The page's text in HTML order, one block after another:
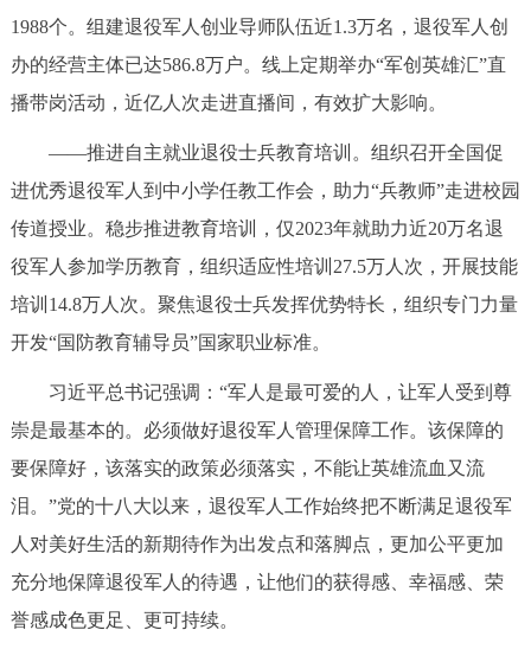
1988个。组建退役军人创业导师队伍近1.3万名，退役军人创
办的经营主体已达586.8万户。线上定期举办“军创英雄汇”直
播带岗活动，近亿人次走进直播间，有效扩大影响。
——推进自主就业退役士兵教育培训。组织召开全国促
进优秀退役军人到中小学任教工作会，助力“兵教师”走进校园
传道授业。稳步推进教育培训，仅2023年就助力近20万名退
役军人参加学历教育，组织适应性培训27.5万人次，开展技能
培训14.8万人次。聚焦退役士兵发挥优势特长，组织专门力量
开发“国防教育辅导员”国家职业标准。
习近平总书记强调：“军人是最可爱的人，让军人受到尊
崇是最基本的。必须做好退役军人管理保障工作。该保障的
要保障好，该落实的政策必须落实，不能让英雄流血又流
泪。”党的十八大以来，退役军人工作始终把不断满足退役军
人对美好生活的新期待作为出发点和落脚点，更加公平更加
充分地保障退役军人的待遇，让他们的获得感、幸福感、荣
誉感成色更足、更可持续。